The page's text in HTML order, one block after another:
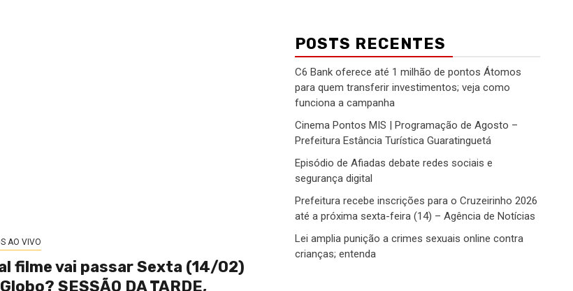
AO VIVO
filme vai passar Sexta (14/02)
SESSÃO DA TARDE,
POSTS RECENTES
C6 Bank oferece até 1 milhão de pontos Átomos
para quem transferir investimentos; veja como
funciona a campanha
Cinema Pontos MIS | Programação de Agosto –
Prefeitura Estância Turística Guaratinguetá
Episódio de Afiadas debate redes sociais e
segurança digital
Prefeitura recebe inscrições para o Cruzeirinho 2026
até a próxima sexta-feira (14) – Agência de Notícias
Lei amplia punição a crimes sexuais online contra
crianças; entenda